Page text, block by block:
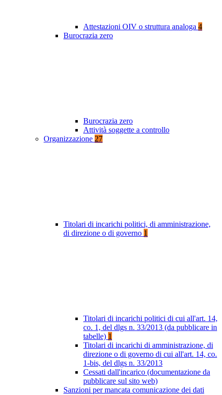
Attestazioni OIV o struttura analoga 4
Burocrazia zero
Burocrazia zero
Attività soggette a controllo
Organizzazione 27
Titolari di incarichi politici, di amministrazione,
di direzione o di governo 1
Titolari di incarichi politici di cui all'art. 14,
co. 1, del dlgs n. 33/2013 (da pubblicare in
tabelle) 1
Titolari di incarichi di amministrazione, di
direzione o di governo di cui all'art. 14, co.
1-bis, del dlgs n. 33/2013
Cessati dall'incarico (documentazione da
pubblicare sul sito web)
Sanzioni per mancata comunicazione dei dati